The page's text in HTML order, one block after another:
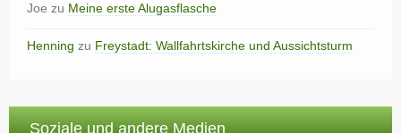
Joe zu Meine erste Alugasflasche
Henning zu Freystadt: Wallfahrtskirche und Aussichtsturm
Soziale und andere Medien